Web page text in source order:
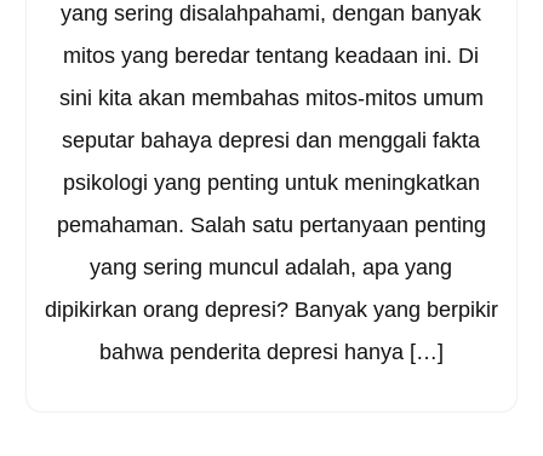
yang sering disalahpahami, dengan banyak
mitos yang beredar tentang keadaan ini. Di
sini kita akan membahas mitos-mitos umum
seputar bahaya depresi dan menggali fakta
psikologi yang penting untuk meningkatkan
pemahaman. Salah satu pertanyaan penting
yang sering muncul adalah, apa yang
dipikirkan orang depresi? Banyak yang berpikir
bahwa penderita depresi hanya […]